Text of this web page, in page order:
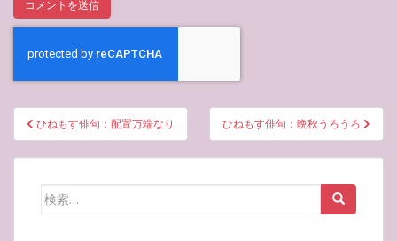
投
稿
ナ
ひねもす俳句：配置万端なり ひねもす俳句：晩秋うろうろ
検